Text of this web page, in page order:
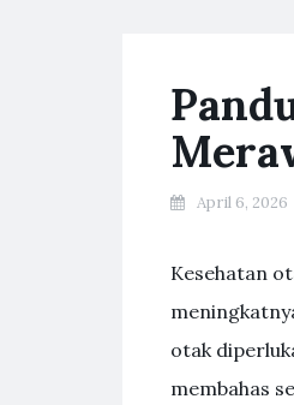
April 6, 2026
Kesehatan
otak
membahas